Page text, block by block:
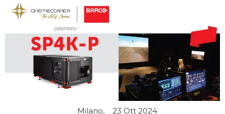
Milano, 23 Ott 2024